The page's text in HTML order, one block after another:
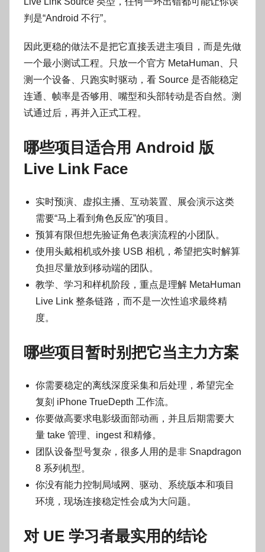
判是“Android 不行”。
因此更稳的做法不是把它直接丢进主项目，而是先做
一个最小测试工程。只放一个官方 MetaHuman、只
测一个设备、只跑实时驱动，看 Source 是否能稳定
连通、帧率是否够用、嘴型和头部转动是否自然。测
试通过后，再并入正式工程。
哪些项目适合用 Android 版
Live Link Face
实时预演、虚拟主播、互动装置、展会演示这类
需要“马上看到角色反应”的项目。
预算有限但想先验证角色表演流程的小团队。
使用头戴相机或外接 USB 相机，希望把实时解算
负担尽量放到移动端的团队。
教学、学习和样机阶段，重点是理解 MetaHuman
Live Link 整条链路，而不是一次性追求最终精
度。
哪些项目暂时别把它当主力方案
你需要稳定的离线深度采集和后处理，希望完全
复刻 iPhone TrueDepth 工作流。
你要做高要求电影级面部动画，并且后期需要大
量 take 管理、ingest 和精修。
团队设备型号复杂，很多人用的是非 Snapdragon
8 系列机型。
你没有能力控制局域网、驱动、系统版本和项目
环境，现场连接稳定性会成为大问题。
对 UE 学习者最实用的结论